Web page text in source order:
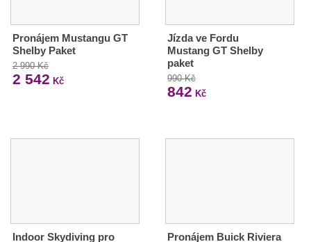
Pronájem Mustangu GT
Shelby Paket
2 990 Kč
2 542 Kč
Jízda ve Fordu
Mustang GT Shelby
paket
990 Kč
842 Kč
Indoor Skydiving pro
Pronájem Buick Riviera